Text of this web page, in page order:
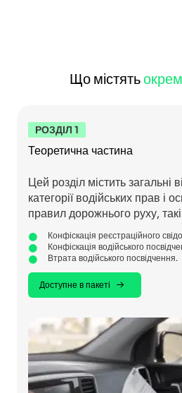
Що містять
РОЗДІЛ 1
Теоретична частина
Цей розділ містить загальні
категорії водійських прав і
правил дорожнього руху,
Конфіскація реєстраційного
Конфіскація водійського
Втрата водійського посвідчення.
Доступне в пакеті